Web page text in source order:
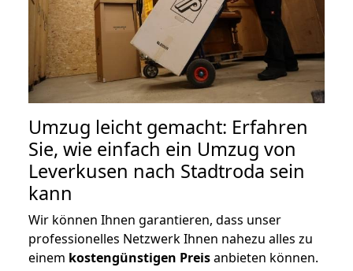
Umzug leicht gemacht: Erfahren
Sie, wie einfach ein Umzug von
Leverkusen nach Stadtroda sein
kann
Wir können Ihnen garantieren, dass unser
professionelles Netzwerk Ihnen nahezu alles zu
einem kostengünstigen Preisanbieten können.